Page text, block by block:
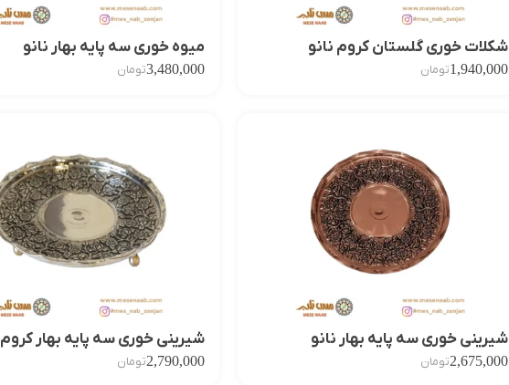
شکلات خوری گلستان کروم نانو
1,940,000تومان
میوه خوری سه پایه بهار نانو
3,480,000تومان
شیرینی خوری سه پایه بهار نانو
2,675,000تومان
شیرینی خوری سه پایه بهار کروم
2,790,000تومان